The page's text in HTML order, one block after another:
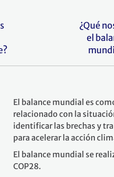
¿Qué
el
El balance mundial es
relacionado con la
identificar las brechas y
para acelerar la acción
El balance mundial se
COP28.